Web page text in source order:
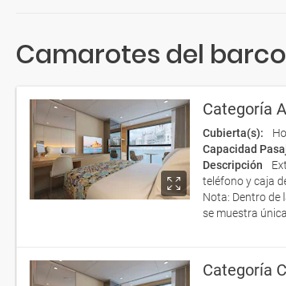
Camarotes del
Categoría
Cubierta(s):
Capacidad
Descripción
teléfono y caja
Nota: Dentro de
se muestra
Categoría